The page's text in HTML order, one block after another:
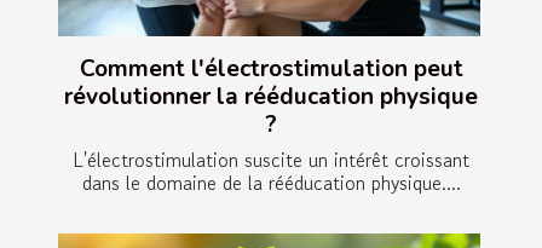
Comment l'électrostimulation peut
révolutionner la rééducation physique
?
L'électrostimulation suscite un intérêt croissant
dans le domaine de la rééducation physique....